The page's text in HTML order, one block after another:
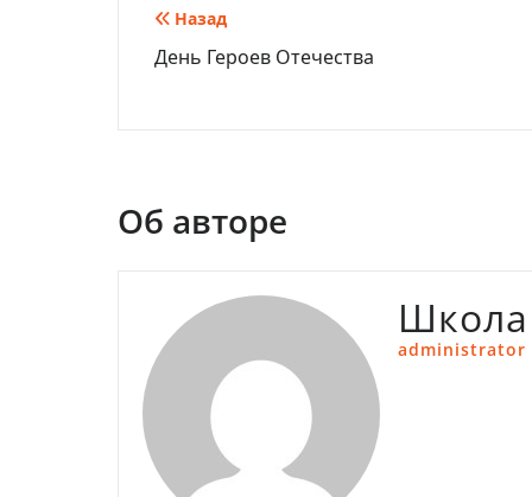
Навигация
по
Назад
День Героев Отечества
Об авторе
administrator